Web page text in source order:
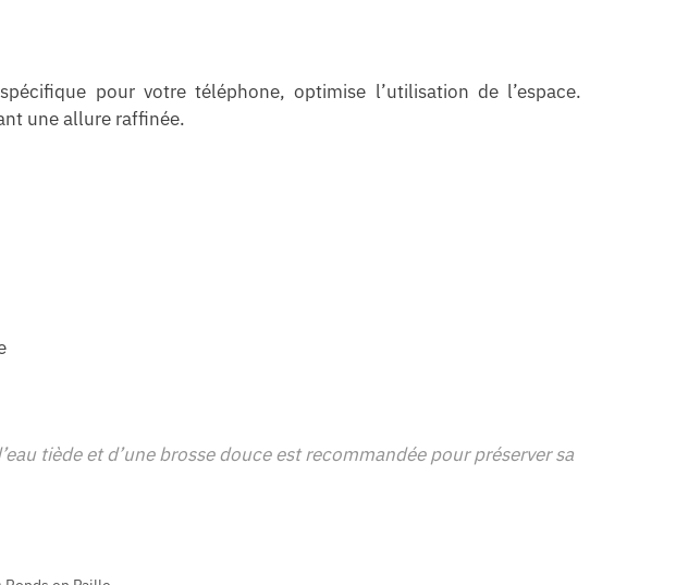
pour votre téléphone, optimise l’utilisation de l’espace.
une allure raffinée.
tiède et d’une brosse douce est recommandée pour préserver sa